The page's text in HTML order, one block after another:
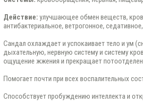
Действие: улучшающее обмен веществ,
антибактериальное, ветрогонное,
Сандал охлаждает и успокаивает тело и ум
дыхательную, нервную систему и систему
ощущение жжения и прекращает
Помогает почти при всех воспалительных
Способствует пробуждению интеллекта и